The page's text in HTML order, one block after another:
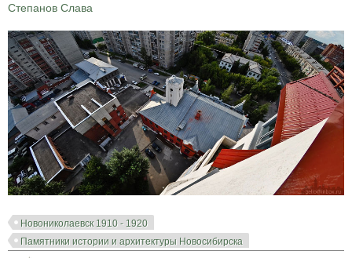
Степанов Слава
Новониколаевск 1910 - 1920
Памятники истории и архитектуры Новосибирска